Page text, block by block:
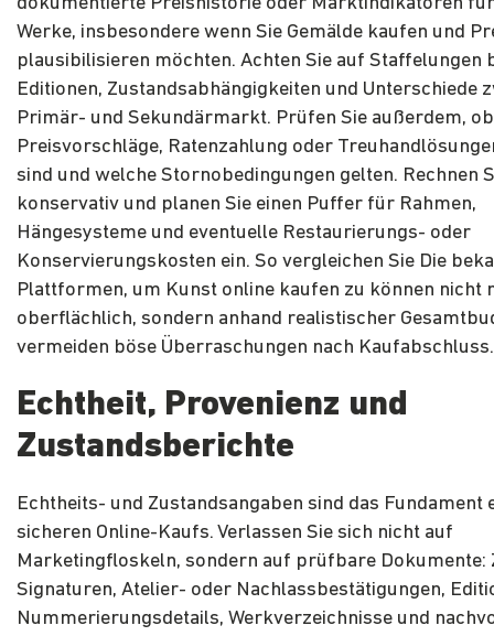
Werke, insbesondere wenn Sie Gemälde kaufen und
plausibilisieren möchten. Achten Sie auf Staffelungen
Editionen, Zustandsabhängigkeiten und Unterschiede
Primär- und Sekundärmarkt. Prüfen Sie außerdem, ob
Preisvorschläge, Ratenzahlung oder
sind und welche Stornobedingungen gelten. Rechnen
konservativ und planen Sie einen Puffer für Rahmen,
Hängesysteme und eventuelle Restaurierungs- oder
Konservierungskosten ein. So vergleichen Sie Die
Plattformen, um Kunst online kaufen zu können nicht
oberflächlich, sondern anhand realistischer
vermeiden böse Überraschungen nach Kaufabschluss.
Echtheit, Provenienz und
Zustandsberichte
Echtheits- und Zustandsangaben sind das Fundament
sicheren Online-Kaufs. Verlassen Sie sich nicht auf
Marketingfloskeln, sondern auf prüfbare Dokumente:
Signaturen, Atelier- oder Nachlassbestätigungen,
Nummerierungsdetails, Werkverzeichnisse und